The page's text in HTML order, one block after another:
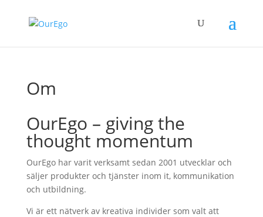
Om
OurEgo – giving the
thought momentum
OurEgo har varit verksamt sedan 2001 utvecklar och
säljer produkter och tjänster inom it, kommunikation
och utbildning.
Vi är ett nätverk av kreativa individer som valt att